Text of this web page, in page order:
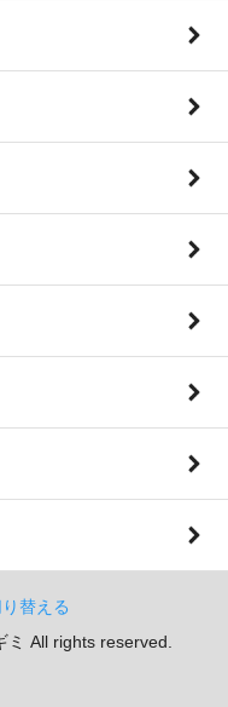
替える
All rights reserved.